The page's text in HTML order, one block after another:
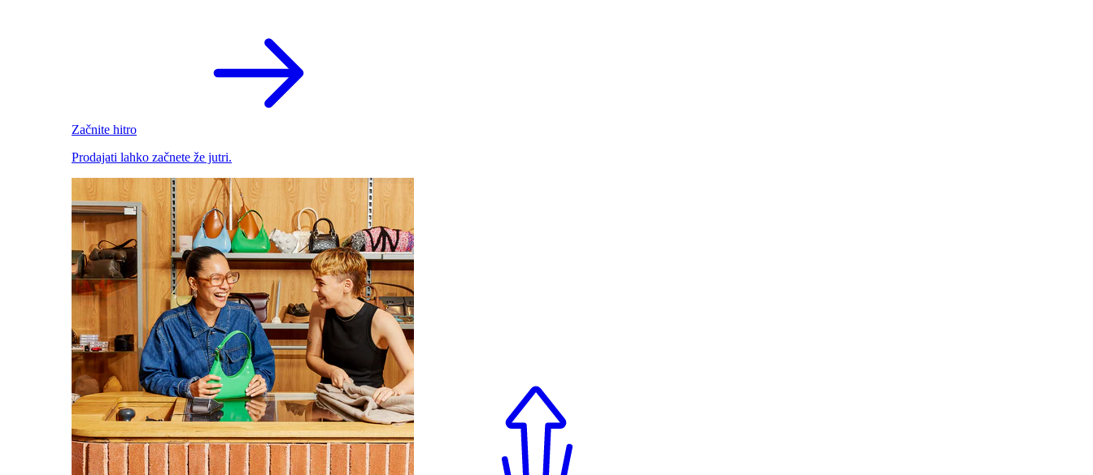
Začnite hitro
Prodajati lahko začnete že jutri.